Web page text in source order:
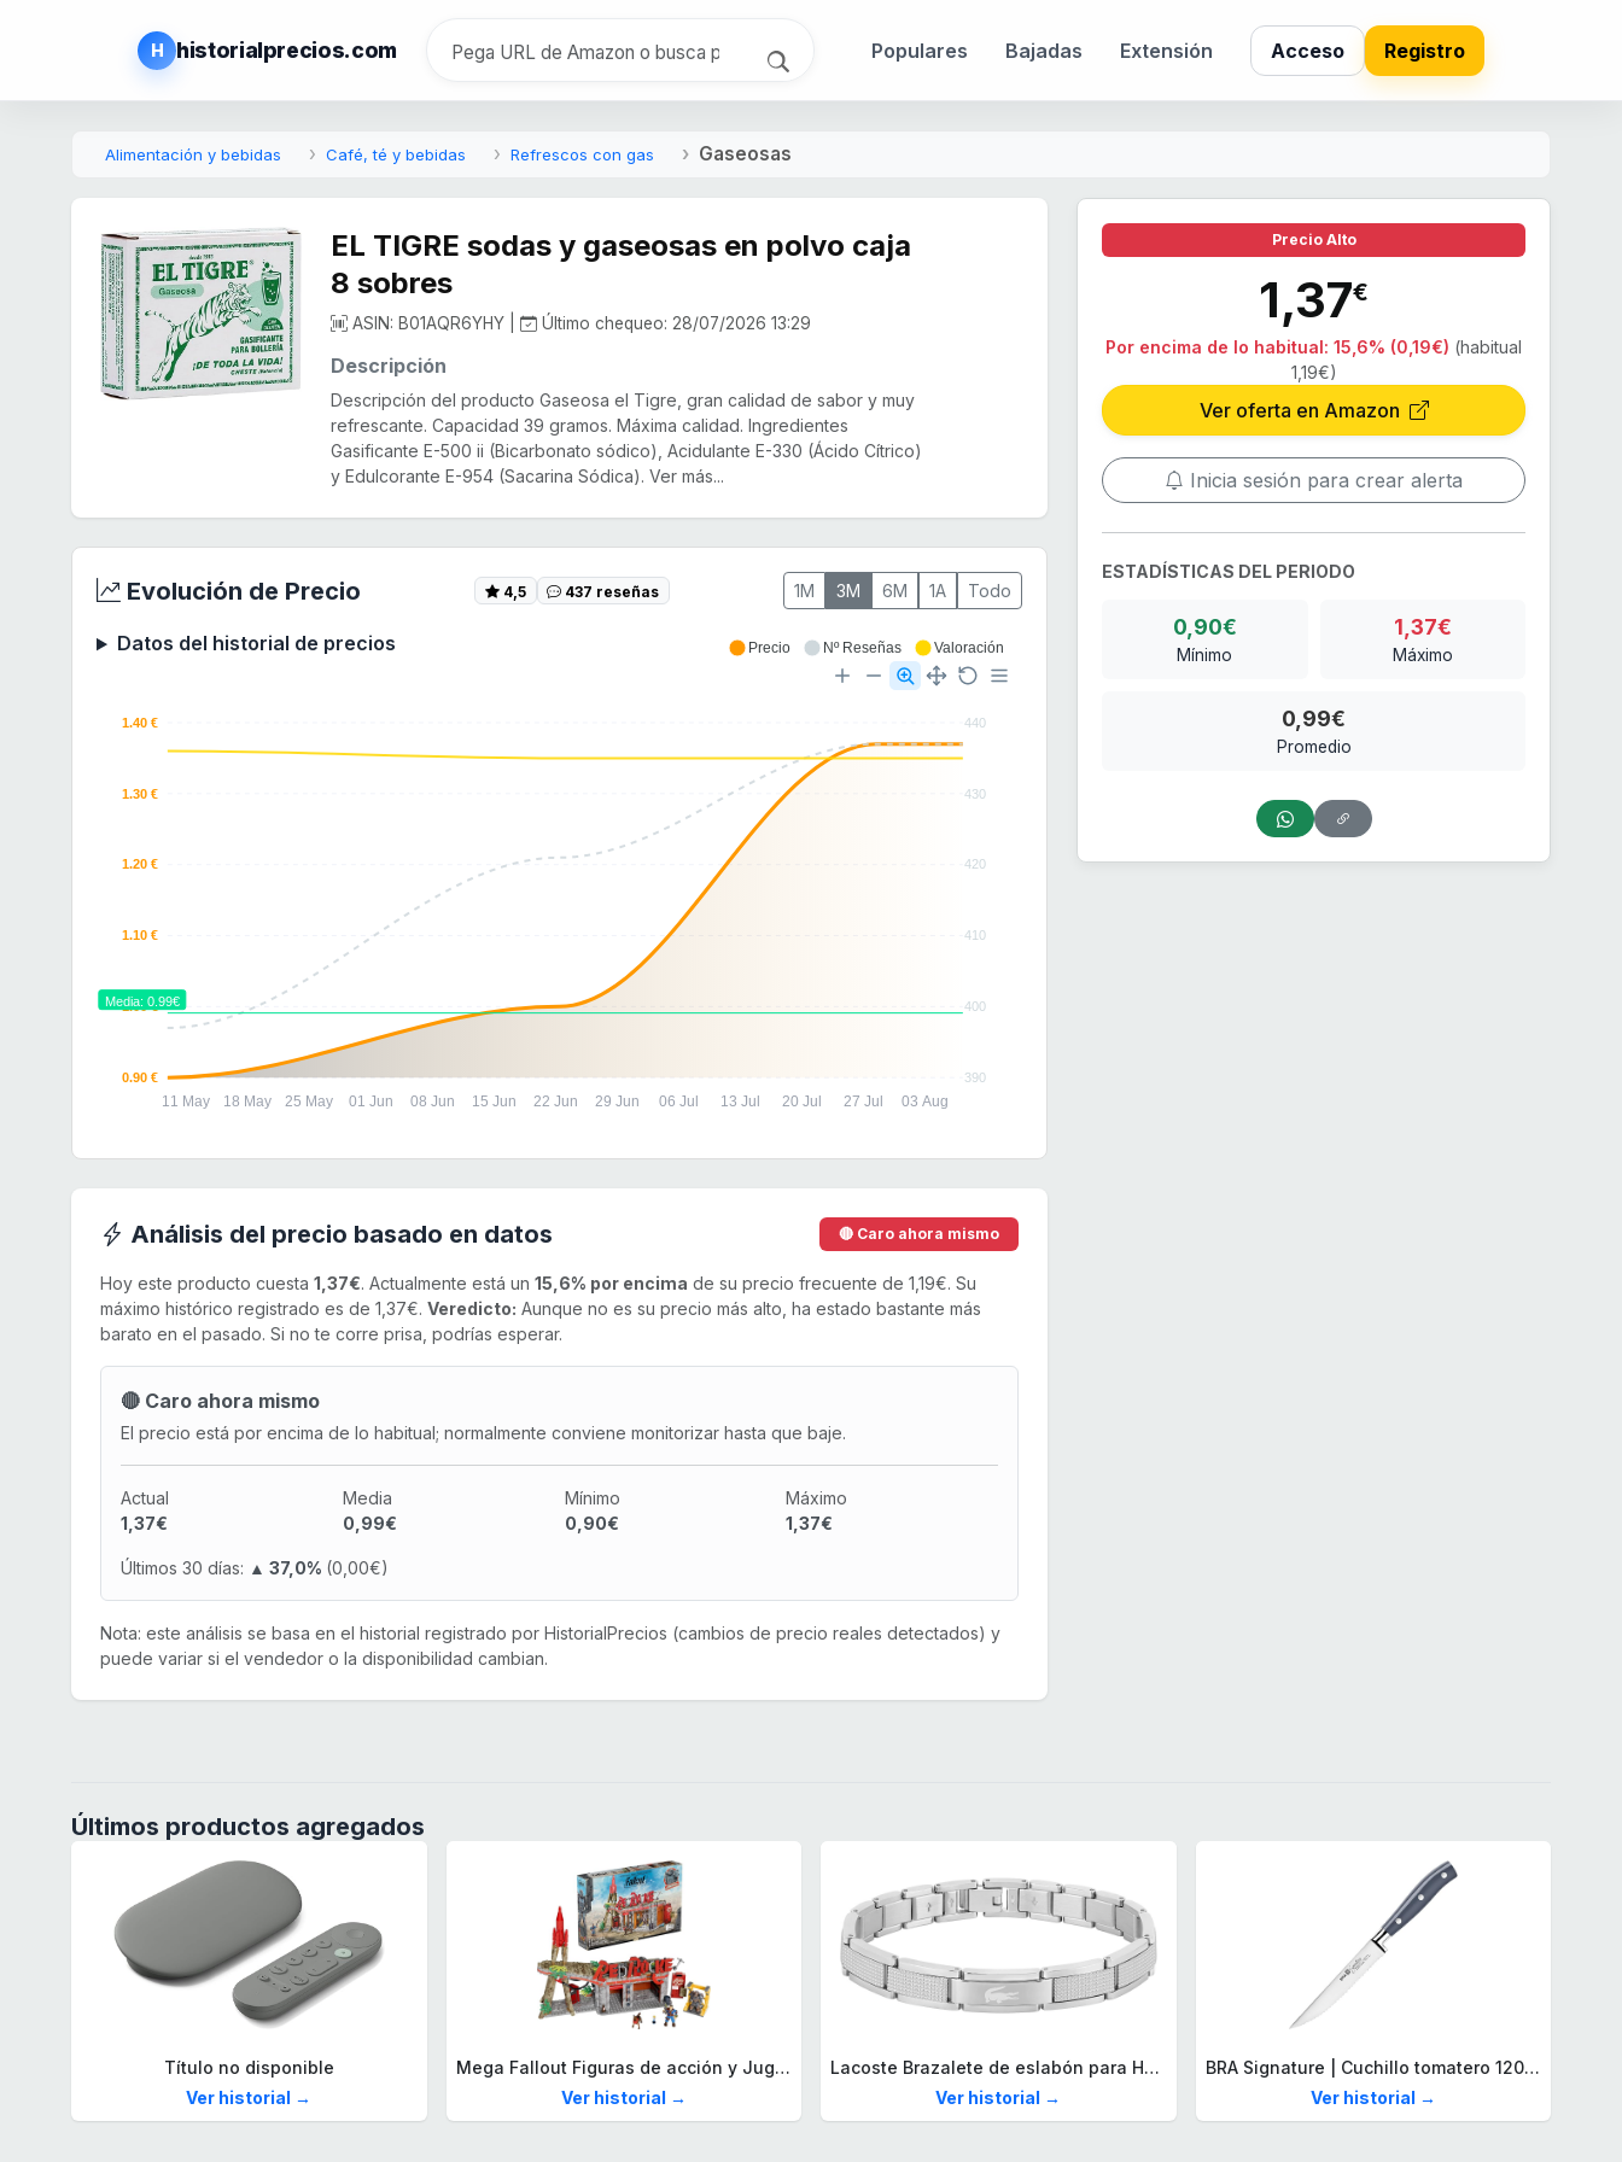
H historialprecios.com Populares Bajadas Extensión Acceso Registro
Alimentación y bebidas Café, té y bebidas Refrescos con gas Gaseosas
EL TIGRE sodas y gaseosas en polvo caja
8 sobres
ASIN: B01AQR6YHY | Último chequeo: 28/07/2026 13:29
Descripción
Descripción del producto Gaseosa el Tigre, gran calidad de sabor y muy
refrescante. Capacidad 39 gramos. Máxima calidad. Ingredientes
Gasificante E-500 ii (Bicarbonato sódico), Acidulante E-330 (Ácido Cítrico)
y Edulcorante E-954 (Sacarina Sódica). Ver más...
Evolución de Precio 4,5 437 reseñas 1M 3M 6M 1A Todo
Datos del historial de precios
440
430
420
410
400
390
1.40 €
1.30 €
1.20 €
1.10 €
1.00 €
0.90 €
11 May 18 May 25 May 01 Jun 08 Jun 15 Jun 22 Jun 29 Jun 06 Jul 13 Jul 20 Jul 27 Jul 03 Aug
Media: 0.99€
Precio Nº Reseñas Valoración
Análisis del precio basado en datos 🔴 Caro ahora mismo
Hoy este producto cuesta 1,37€. Actualmente está un 15,6% por encima de su precio frecuente de 1,19€. Su
máximo histórico registrado es de 1,37€. Veredicto: Aunque no es su precio más alto, ha estado bastante más
barato en el pasado. Si no te corre prisa, podrías esperar.
🔴 Caro ahora mismo
El precio está por encima de lo habitual; normalmente conviene monitorizar hasta que baje.
Actual
1,37€
Media
0,99€
Mínimo
0,90€
Máximo
1,37€
Últimos 30 días: ▲ 37,0% (0,00€)
Nota: este análisis se basa en el historial registrado por HistorialPrecios (cambios de precio reales detectados) y
puede variar si el vendedor o la disponibilidad cambian.
Precio Alto
1,37€
Por encima de lo habitual: 15,6% (0,19€) (habitual
1,19€)
Ver oferta en Amazon
Inicia sesión para crear alerta
ESTADÍSTICAS DEL PERIODO
0,90€
Mínimo
1,37€
Máximo
0,99€
Promedio
Últimos productos agregados
Título no disponible
Ver historial →
Mega Fallout Figuras de acción y Juguetes de construcción, Parada de Camiones Red Rocket con 824 Piezas, 2 Personajes articulados y Accesorios, para coleccionistas, HXT00
Ver historial →
Lacoste Brazalete de eslabón para Hombre Colección STENCIL de Acero inoxidable
Ver historial →
BRA Signature | Cuchillo tomatero 120 mm, Acero Inoxidable alemán forjado con Molibdeno Vanadio, Mango Remachado ABS, Diseño Ergonómico, Hoja 1,6 mm espesor
Ver historial →